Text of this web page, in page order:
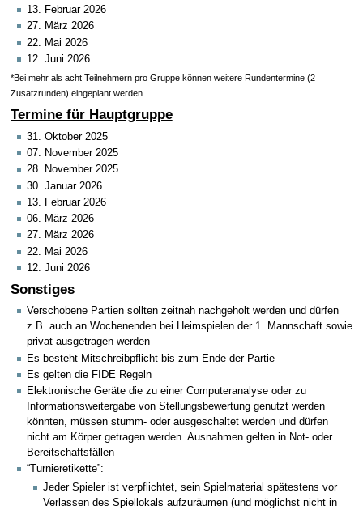
13. Februar 2026
27. März 2026
22. Mai 2026
12. Juni 2026
*Bei mehr als acht Teilnehmern pro Gruppe können weitere Rundentermine (2
Zusatzrunden) eingeplant werden
Termine für Hauptgruppe
31. Oktober 2025
07. November 2025
28. November 2025
30. Januar 2026
13. Februar 2026
06. März 2026
27. März 2026
22. Mai 2026
12. Juni 2026
Sonstiges
Verschobene Partien sollten zeitnah nachgeholt werden und dürfen
z.B. auch an Wochenenden bei Heimspielen der 1. Mannschaft sowie
privat ausgetragen werden
Es besteht Mitschreibpflicht bis zum Ende der Partie
Es gelten die FIDE Regeln
Elektronische Geräte die zu einer Computeranalyse oder zu
Informationsweitergabe von Stellungsbewertung genutzt werden
könnten, müssen stumm- oder ausgeschaltet werden und dürfen
nicht am Körper getragen werden. Ausnahmen gelten in Not- oder
Bereitschaftsfällen
“Turnieretikette”:
Jeder Spieler ist verpflichtet, sein Spielmaterial spätestens vor
Verlassen des Spiellokals aufzuräumen (und möglichst nicht in